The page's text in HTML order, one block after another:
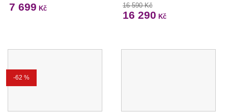
7 699 Kč 16 590 Kč
16 290 Kč
-62 %